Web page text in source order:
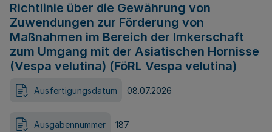
Richtlinie über die Gewährung von
Zuwendungen zur Förderung von
Maßnahmen im Bereich der Imkerschaft
zum Umgang mit der Asiatischen Hornisse
(Vespa velutina) (FöRL Vespa velutina)
Ausfertigungsdatum 08.07.2026
Ausgabennummer 187